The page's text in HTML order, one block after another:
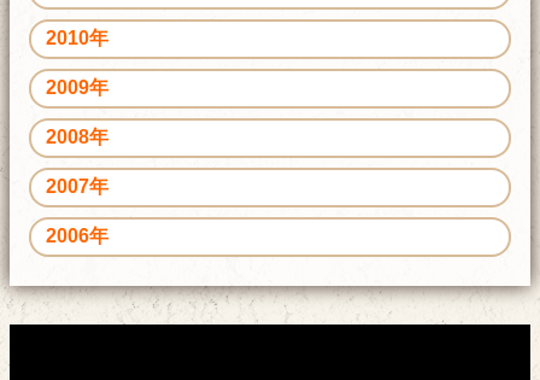
2010年
2009年
2008年
2007年
2006年